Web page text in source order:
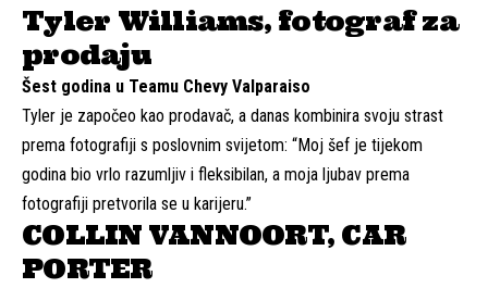
Tyler Williams, fotograf za
prodaju
Šest godina u Teamu Chevy Valparaiso
Tyler je započeo kao prodavač, a danas kombinira svoju strast
prema fotografiji s poslovnim svijetom: “Moj šef je tijekom
godina bio vrlo razumljiv i fleksibilan, a moja ljubav prema
fotografiji pretvorila se u karijeru.”
COLLIN VANNOORT, CAR
PORTER